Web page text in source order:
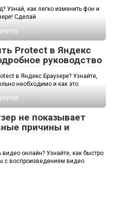
Узнай, как легко изменить фон и
Сделай
Protect в Яндекс
руководство
в Яндекс Браузере? Узнайте,
необходимо и как это
не показывает
причины и
онлайн? Узнайте, как быстро
с воспроизведением видео